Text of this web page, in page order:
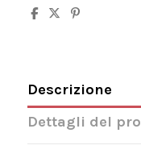
Descrizione
Dettagli del